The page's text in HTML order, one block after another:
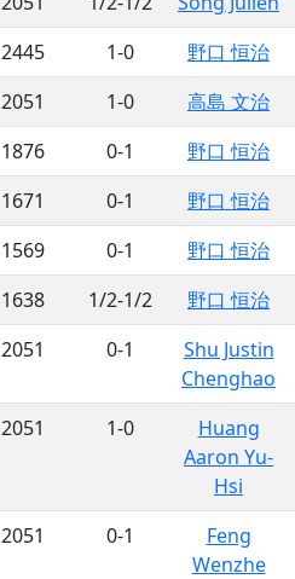
2445 1-0
野口 恒治
2051 1-0
高島 文治
1876 0-1
野口 恒治
1671 0-1
野口 恒治
1569 0-1
野口 恒治
1638 1/2-1/2
野口 恒治
2051 0-1
Shu Justin
Chenghao
2051 1-0
Huang
Aaron Yu-
Hsi
2051 0-1
Feng
Wenzhe